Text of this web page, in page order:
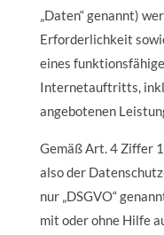
„Daten“ genannt)
Erforderlichkeit
eines
Internetauftritts,
angebotenen
Gemäß Art. 4 Ziffer
also der
nur „DSGVO“
mit oder ohne Hilfe